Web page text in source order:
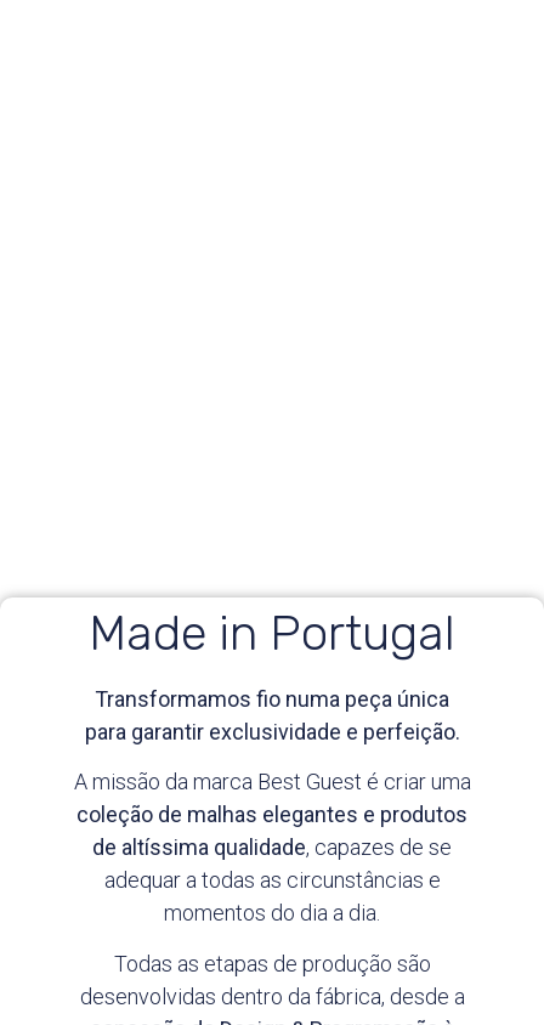
Made in Portugal
Transformamos fio numa peça única
para garantir exclusividade e perfeição.
A missão da marca Best Guest é criar uma
coleção de malhas elegantes e produtos
de altíssima qualidade, capazes de se
adequar a todas as circunstâncias e
momentos do dia a dia.
Todas as etapas de produção são
desenvolvidas dentro da fábrica, desde a